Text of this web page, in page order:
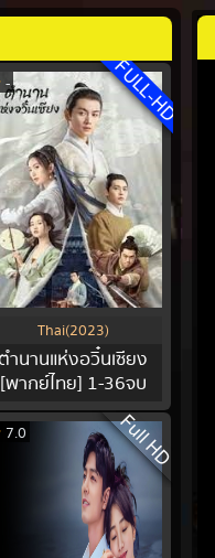
- FULL-HD
Thai(2023)
ำนานแห่งอวิ๋นเซียง
[พากย์ไทย] 1-36จบ
7.0 Full HD